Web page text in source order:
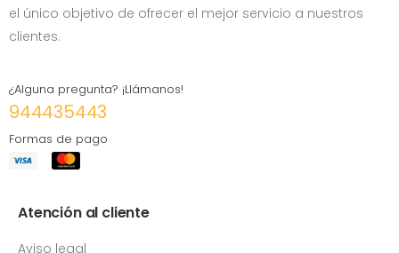
el único objetivo de ofrecer el mejor servicio a nuestros
clientes.
¿Alguna pregunta? ¡Llámanos!
944435443
Formas de pago
Atención al cliente
Aviso legal